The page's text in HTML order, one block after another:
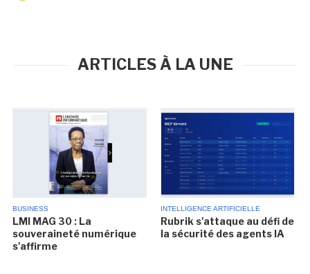
ARTICLES À LA UNE
BUSINESS
LMI MAG 30 : La
souveraineté numérique
s'affirme
INTELLIGENCE ARTIFICIELLE
Rubrik s'attaque au défi de
la sécurité des agents IA